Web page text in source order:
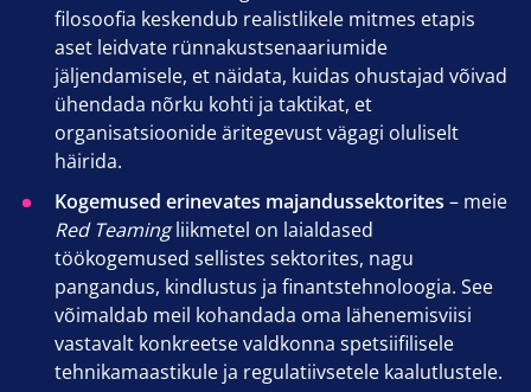
filosoofia keskendub realistlikele mitmes etapis
aset leidvate rünnakustsenaariumide
jäljendamisele, et näidata, kuidas ohustajad võivad
ühendada nõrku kohti ja taktikat, et
organisatsioonide äritegevust vägagi oluliselt
häirida.
Kogemused erinevates majandussektorites – meie
Red Teamingliikmetel on laialdased
töökogemused sellistes sektorites, nagu
pangandus, kindlustus ja finantstehnoloogia. See
võimaldab meil kohandada oma lähenemisviisi
vastavalt konkreetse valdkonna spetsiifilisele
tehnikamaastikule ja regulatiivsetele kaalutlustele.